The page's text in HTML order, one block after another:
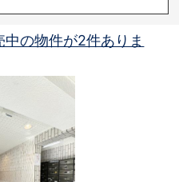
中の物件が2件ありま